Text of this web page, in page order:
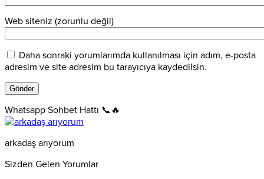
Web siteniz (zorunlu değil)
Daha sonraki yorumlarımda kullanılması için adım, e-posta
adresim ve site adresim bu tarayıcıya kaydedilsin.
Whatsapp Sohbet Hattı 📞🔥
arkadaş arıyorum
Sizden Gelen Yorumlar